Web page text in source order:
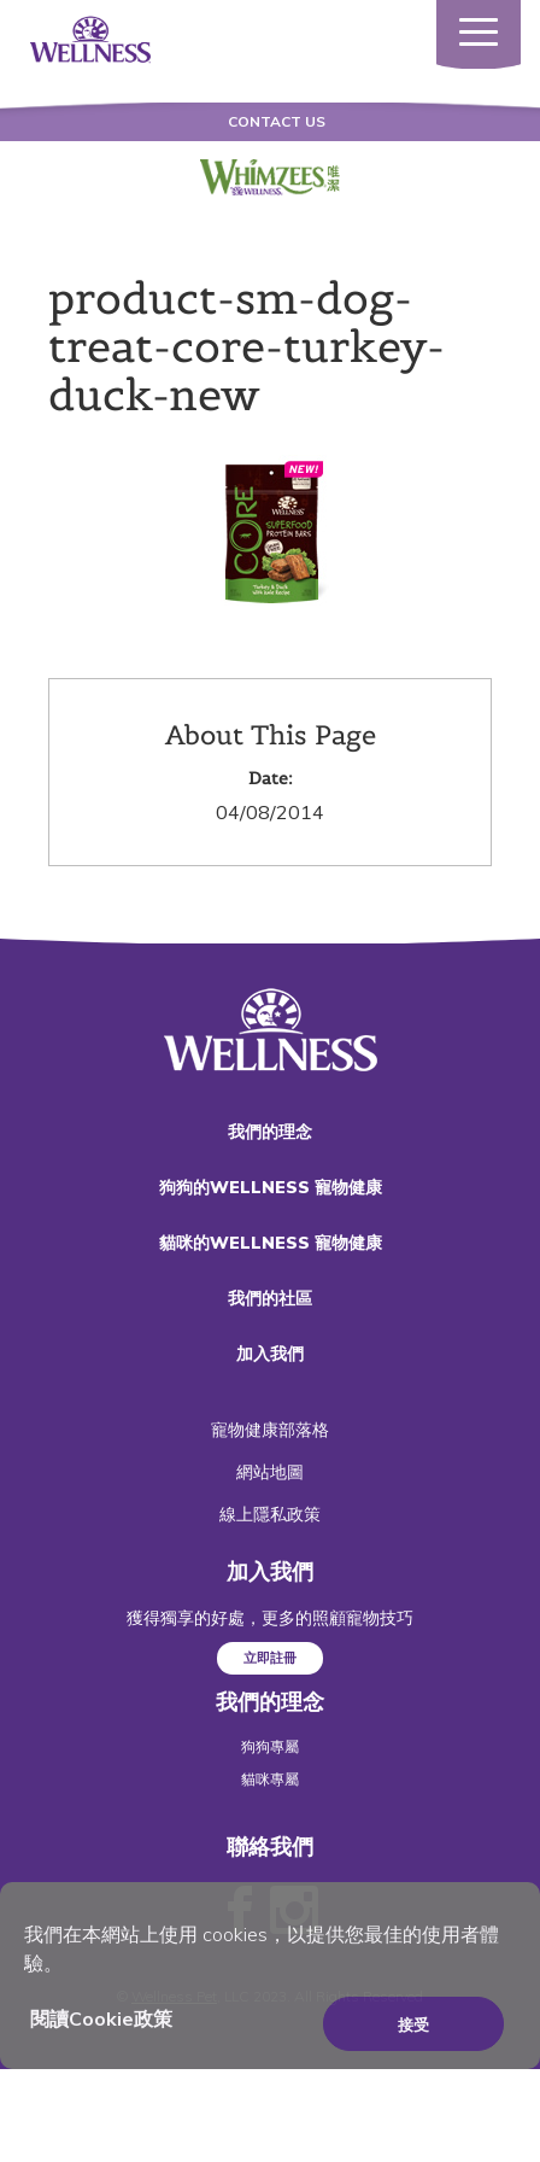
我們在本網站上使用 cookies，以提供您最佳的使用者體
驗。
閱讀Cookie政策 接受
Toggle
CONTACT US
product-sm-dog-
treat-core-turkey-
duck-new
About This Page
Date:
04/08/2014
我們的理念
狗狗的WELLNESS 寵物健康
貓咪的WELLNESS 寵物健康
我們的社區
加入我們
寵物健康部落格
網站地圖
線上隱私政策
加入我們
獲得獨享的好處，更多的照顧寵物技巧
立即註冊
我們的理念
狗狗專屬
貓咪專屬
聯絡我們
, LLC 2023. All Rights Reserved